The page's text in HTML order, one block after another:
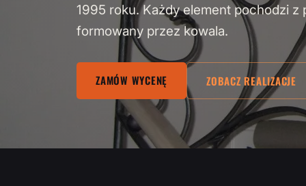
1995 roku. Każdy element pochodzi z
formowany przez kowala.
ZAMÓW WYCENĘ ZOBACZ REALIZACJE